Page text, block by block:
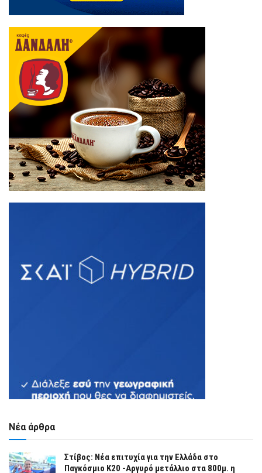
Νέα άρθρα
Στίβος: Νέα επιτυχία για την Ελλάδα στο
Παγκόσμιο Κ20 -Αργυρό μετάλλιο στα 800μ. η